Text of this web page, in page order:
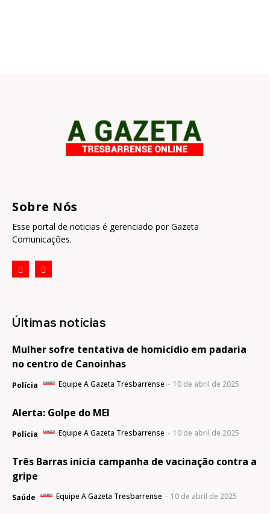
Sobre Nós
Esse portal de noticias é gerenciado por Gazeta
Comunicações.
Últimas notícias
Mulher sofre tentativa de homicídio em padaria
no centro de Canoinhas
Polícia Equipe A Gazeta Tresbarrense - 10 de abril de 2025
Alerta: Golpe do MEI
Polícia Equipe A Gazeta Tresbarrense - 10 de abril de 2025
Três Barras inicia campanha de vacinação contra a
gripe
Saúde Equipe A Gazeta Tresbarrense - 10 de abril de 2025